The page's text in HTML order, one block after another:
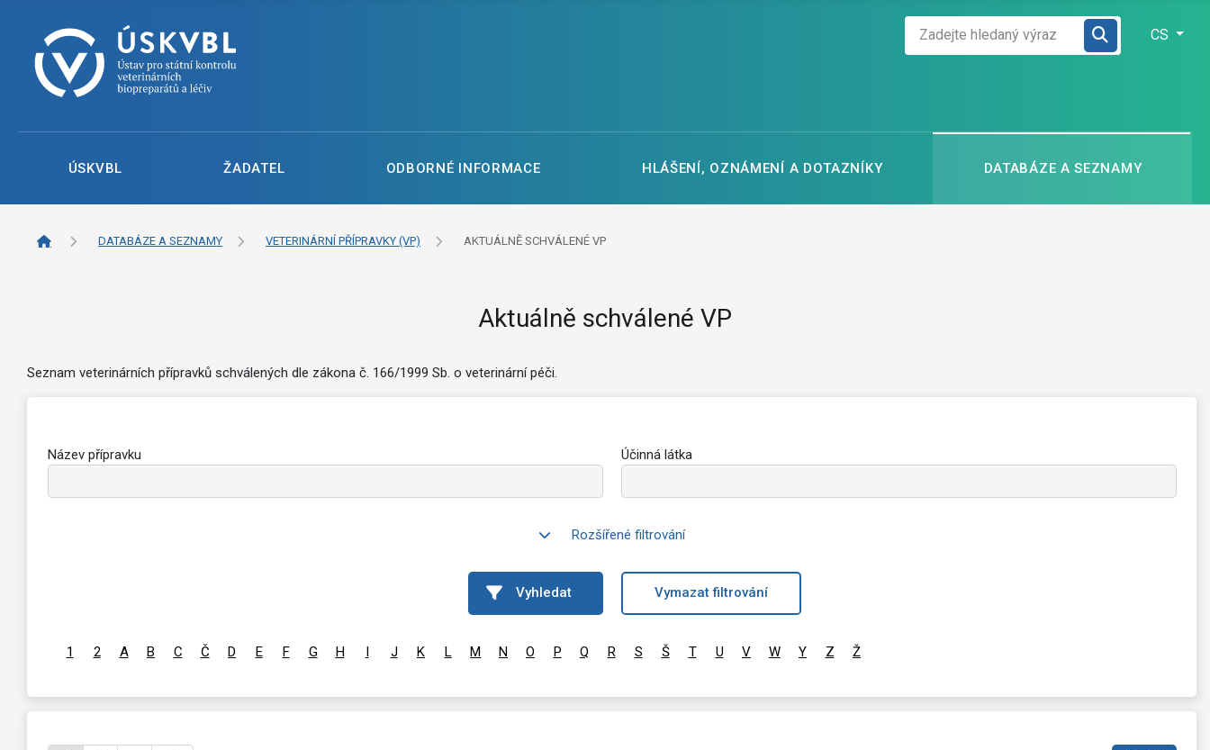
CS
ÚSKVBL ŽADATEL ODBORNÉ INFORMACE HLÁŠENÍ, OZNÁMENÍ A DOTAZNÍKY DATABÁZE A SEZNAMY
DATABÁZE A SEZNAMY VETERINÁRNÍ PŘÍPRAVKY (VP) AKTUÁLNĚ SCHVÁLENÉ VP
Aktuálně schválené VP
Seznam veterinárních přípravků schválených dle zákona č. 166/1999 Sb. o veterinární péči.
Název přípravku Účinná látka
Rozšířené filtrování
Vyhledat Vymazat filtrování
1 2 A B C Č D E F G H I J K L M N O P Q R S Š T U V W Y Z Ž